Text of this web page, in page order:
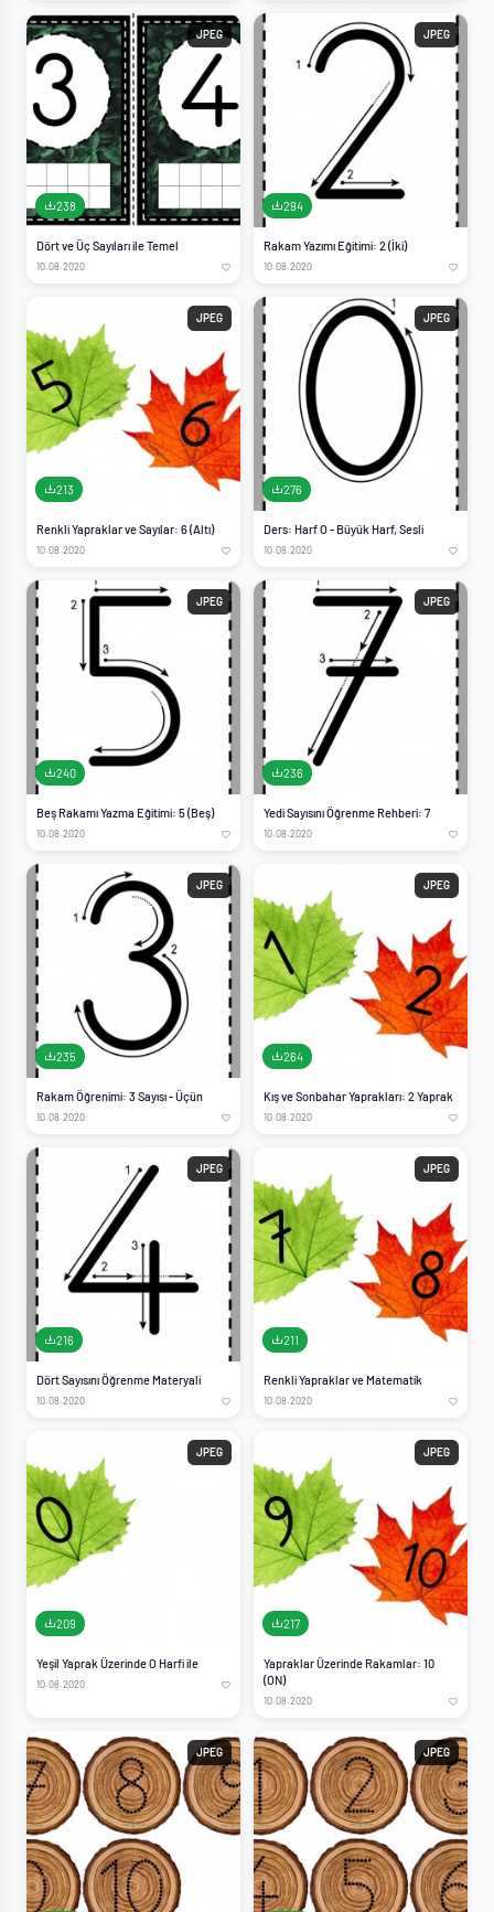
JPEG
238
Dört ve Üç Sayıları ile Temel
10.08.2020
JPEG
294
Rakam Yazımı Eğitimi: 2 (İki)
10.08.2020
JPEG
213
Renkli Yapraklar ve Sayılar: 6 (Altı)
10.08.2020
JPEG
276
Ders: Harf O - Büyük Harf, Sesli
10.08.2020
JPEG
240
Beş Rakamı Yazma Eğitimi: 5 (Beş)
10.08.2020
JPEG
236
Yedi Sayısını Öğrenme Rehberi: 7
10.08.2020
JPEG
235
Rakam Öğrenimi: 3 Sayısı - Üçün
10.08.2020
JPEG
264
Kış ve Sonbahar Yaprakları: 2 Yaprak
10.08.2020
JPEG
216
Dört Sayısını Öğrenme Materyali
10.08.2020
JPEG
211
Renkli Yapraklar ve Matematik
10.08.2020
JPEG
209
Yeşil Yaprak Üzerinde O Harfi ile
10.08.2020
JPEG
217
Yapraklar Üzerinde Rakamlar: 10
(ON)
10.08.2020
JPEG JPEG